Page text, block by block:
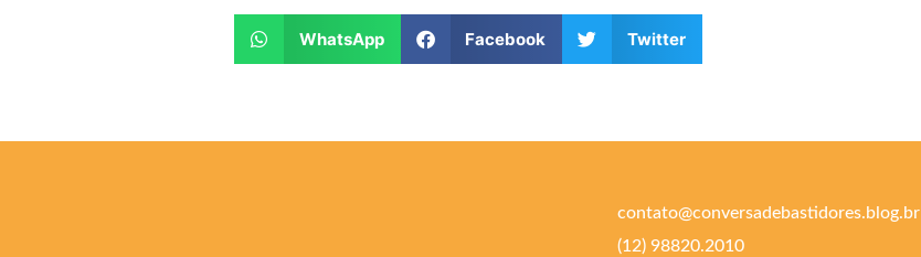
WhatsApp Facebook Twitter
contato@conversadebastidores.blog.br
(12) 98820.2010